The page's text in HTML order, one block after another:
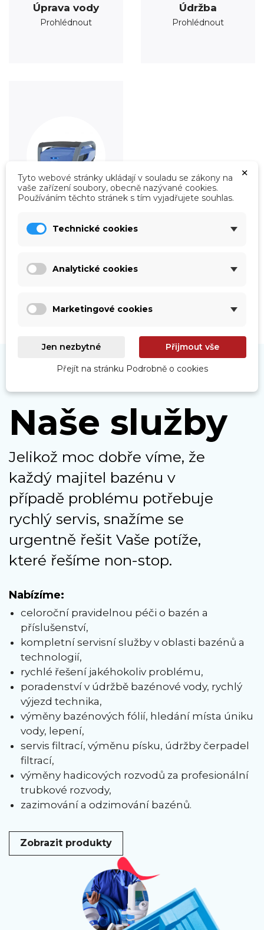
Úprava vody
Prohlédnout
Údržba
Prohlédnout
Roboty
Naše služby
Jelikož moc dobře víme, že
každý majitel bazénu v
případě problému potřebuje
rychlý servis, snažíme se
urgentně řešit Vaše potíže,
které řešíme non-stop.
Nabízíme:
celoroční pravidelnou péči o bazén a
příslušenství,
kompletní servisní služby v oblasti bazénů a
technologií,
rychlé řešení jakéhokoliv problému,
poradenství v údržbě bazénové vody, rychlý
výjezd technika,
výměny bazénových fólií, hledání místa úniku
vody, lepení,
servis filtrací, výměnu písku, údržby čerpadel
filtrací,
výměny hadicových rozvodů za profesionální
trubkové rozvody,
zazimování a odzimování bazénů.
Zobrazit produkty
×
Tyto webové stránky ukládají v souladu se zákony na
vaše zařízení soubory, obecně nazývané cookies.
Používáním těchto stránek s tím vyjadřujete souhlas.
Technické cookies
Analytické cookies
Marketingové cookies
Jen nezbytné Přijmout vše
Přejít na stránku Podrobně o cookies